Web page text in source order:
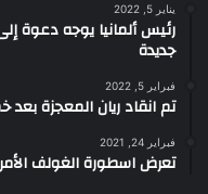
يناير 5, 2022
رئيس ألمانيا يوجه دعوة
جديدة
فبراير 5, 2022
تم انقاد ريان المعجزة
فبراير 24, 2021
تعرض اسطورة الغولف